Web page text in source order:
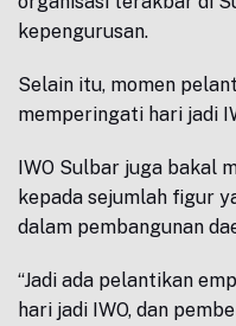
kepengurusan.
Selain itu, momen
memperingati hari jadi
IWO Sulbar juga bakal
kepada sejumlah figur
dalam pembangunan
“Jadi ada pelantikan
hari jadi IWO, dan